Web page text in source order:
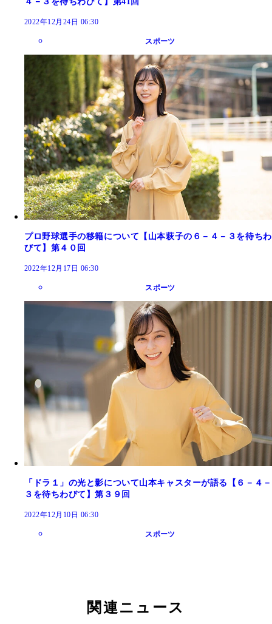
2022年12月24日 06:30
スポーツ
プロ野球選手の移籍について【山本萩子の６－４－３を待ちわ
びて】第４０回
2022年12月17日 06:30
スポーツ
「ドラ１」の光と影について山本キャスターが語る【６－４－
３を待ちわびて】第３９回
2022年12月10日 06:30
スポーツ
関連ニュース